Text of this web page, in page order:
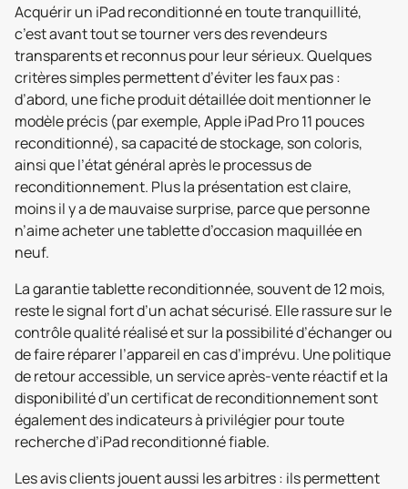
Acquérir un iPad reconditionné en toute tranquillité,
c’est avant tout se tourner vers des revendeurs
transparents et reconnus pour leur sérieux. Quelques
critères simples permettent d’éviter les faux pas :
d’abord, une fiche produit détaillée doit mentionner le
modèle précis (par exemple, Apple iPad Pro 11 pouces
reconditionné), sa capacité de stockage, son coloris,
ainsi que l’état général après le processus de
reconditionnement. Plus la présentation est claire,
moins il y a de mauvaise surprise, parce que personne
n’aime acheter une tablette d’occasion maquillée en
neuf.
La garantie tablette reconditionnée, souvent de 12 mois,
reste le signal fort d’un achat sécurisé. Elle rassure sur le
contrôle qualité réalisé et sur la possibilité d’échanger ou
de faire réparer l’appareil en cas d’imprévu. Une politique
de retour accessible, un service après-vente réactif et la
disponibilité d’un certificat de reconditionnement sont
également des indicateurs à privilégier pour toute
recherche d’iPad reconditionné fiable.
Les avis clients jouent aussi les arbitres : ils permettent